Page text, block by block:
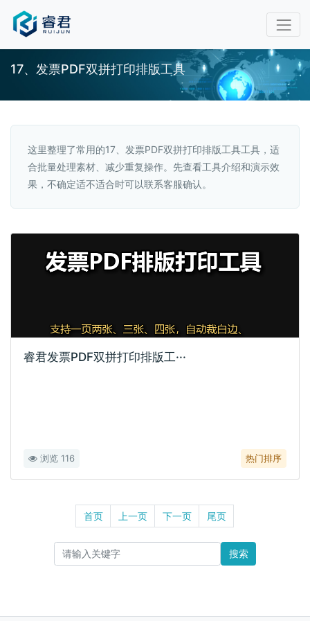
17、发票PDF双拼打印排版工具
这里整理了常用的17、发票PDF双拼打印排版工具工具，适
合批量处理素材、减少重复操作。先查看工具介绍和演示效
果，不确定适不适合时可以联系客服确认。
睿君发票PDF双拼打印排版工···
浏览 116 热门排序
首页 上一页 下一页 尾页
搜索